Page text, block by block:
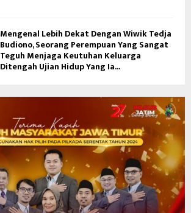
Mengenal Lebih Dekat Dengan Wiwik Tedja
Budiono, Seorang Perempuan Yang Sangat
Teguh Menjaga Keutuhan Keluarga
Ditengah Ujian Hidup Yang Ia...